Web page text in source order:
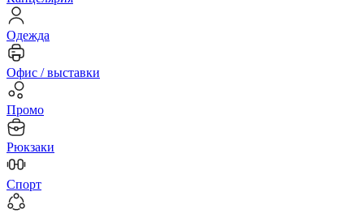
Одежда
Офис / выставки
Промо
Рюкзаки
Спорт